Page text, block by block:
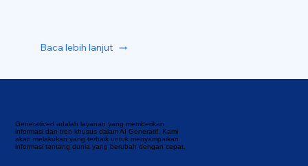
Generatived adalah layanan yang memberikan
informasi dan tren khusus dalam AI Generatif. Kami
akan melakukan yang terbaik untuk menyampaikan
informasi tentang dunia yang berubah dengan cepat.
Baca lebih lanjut